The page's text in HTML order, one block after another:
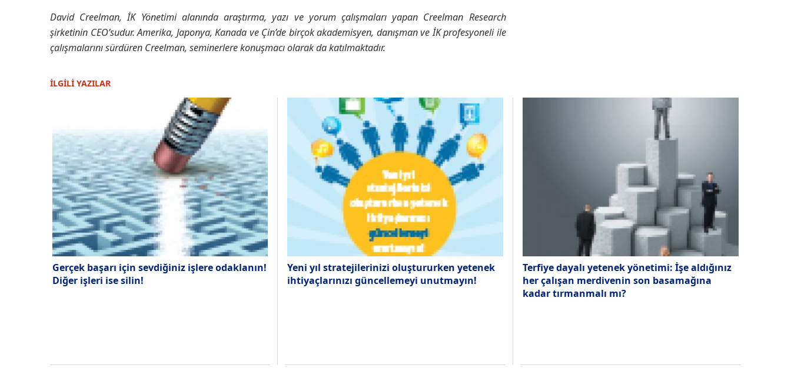
David Creelman, İK Yönetimi alanında araştırma, yazı ve yorum çalışmaları yapan Creelman Research
şirketinin CEO’sudur. Amerika, Japonya, Kanada ve Çin’de birçok akademisyen, danışman ve İK profesyoneli ile
çalışmalarını sürdüren Creelman, seminerlere konuşmacı olarak da katılmaktadır.
İLGİLİ YAZILAR
Gerçek başarı için sevdiğiniz işlere odaklanın!
Diğer işleri ise silin!
Yeni yıl stratejilerinizi oluştururken yetenek
ihtiyaçlarınızı güncellemeyi unutmayın!
Terfiye dayalı yetenek yönetimi: İşe aldığınız
her çalışan merdivenin son basamağına
kadar tırmanmalı mı?